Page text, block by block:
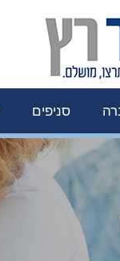
סניפים